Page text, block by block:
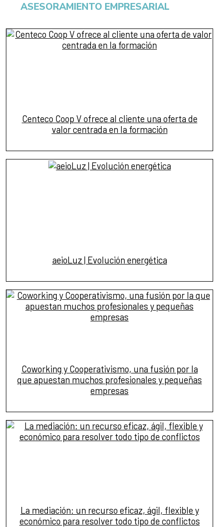
ASESORAMIENTO EMPRESARIAL
Centeco Coop V ofrece al cliente una oferta de
valor centrada en la formación
aeioLuz | Evolución energética
Coworking y Cooperativismo, una fusión por la
que apuestan muchos profesionales y pequeñas
empresas
La mediación: un recurso eficaz, ágil, flexible y
económico para resolver todo tipo de conflictos